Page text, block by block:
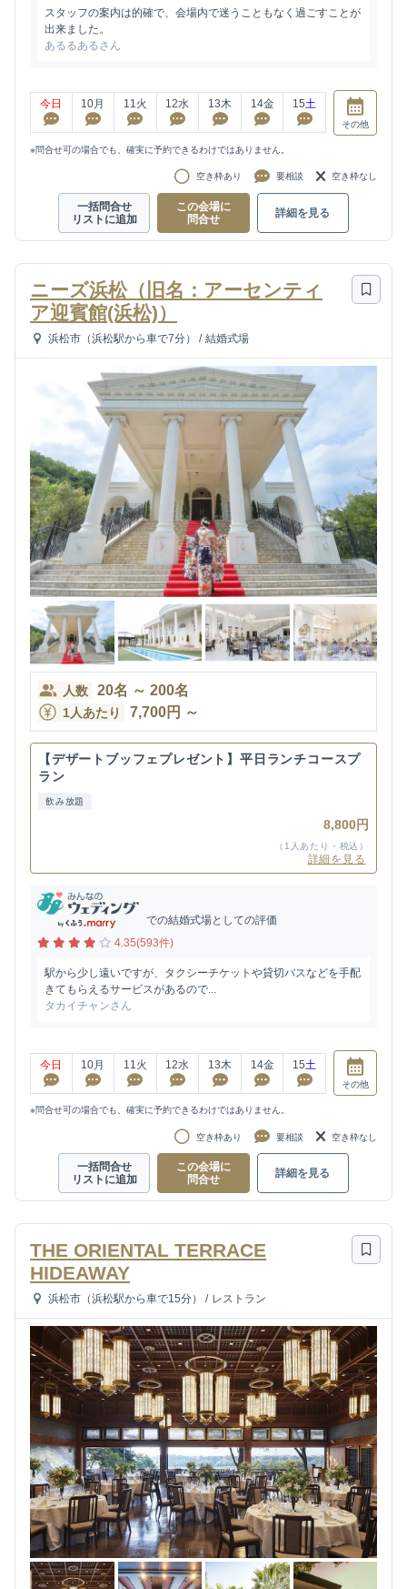
スタッフの案内は的確で、会場内で迷うこともなく過ごすことが
出来ました。
あるるあるさん
今日 10月 11火 12水 13木 14金 15土
その他
※問合せ可の場合でも、確実に予約できるわけではありません。
空き枠あり 要相談 空き枠なし
一括問合せ
リストに追加
この会場に
問合せ
詳細を見る
ニーズ浜松（旧名：アーセンティ
ア迎賓館(浜松)）
浜松市（浜松駅から車で7分） / 結婚式場
人数 20名 ～ 200名
1人あたり 7,700円 ～
【デザートブッフェプレゼント】平日ランチコースプ
ラン
飲み放題
8,800円
（1人あたり・税込）
詳細を見る
での結婚式場としての評価
4.35(593件)
駅から少し遠いですが、タクシーチケットや貸切バスなどを手配
きてもらえるサービスがあるので...
タカイチャンさん
今日 10月 11 火 12水 13木 14金 15土
その他
※問合せ可の場合でも、確実に予約できるわけではありません。
空き枠あり 要相談 空き枠なし
一括問合せ
リストに追加
この会場に
問合せ
詳細を見る
THE ORIENTAL TERRACE
HIDEAWAY
浜松市（浜松駅から車で15分） / レストラン